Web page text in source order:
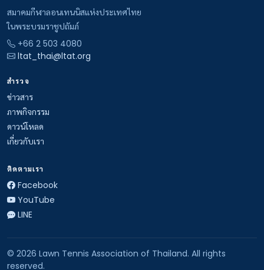
สมาคมกีฬาลอนเทนนิสแห่งประเทศไทย
ในพระบรมราชูปถัมภ์
+66 2 503 4080
ltat_thai@ltat.org
สำรวจ
ข่าวสาร
ภาพกิจกรรม
ดาวน์โหลด
เกี่ยวกับเรา
ติดตามเรา
Facebook
YouTube
LINE
© 2026 Lawn Tennis Association of Thailand. All rights
reserved.